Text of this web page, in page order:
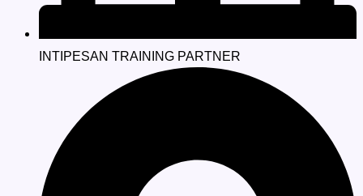
INTIPESAN TRAINING PARTNER